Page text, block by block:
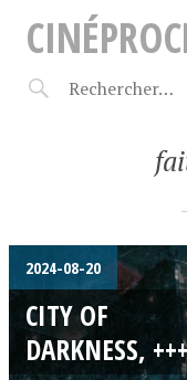
2024-08-20
CITY OF
DARKNESS,